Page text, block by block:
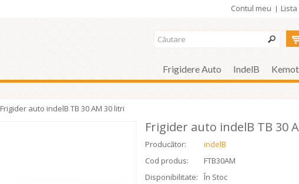
Contul meu
Frigidere Auto IndelB Kemot
Frigider auto indelB TB 30 AM 30 litri
Frigider auto indelB TB 30
Producător:
indelB
Cod produs:
FTB30AM
Disponibilitate:
În Stoc